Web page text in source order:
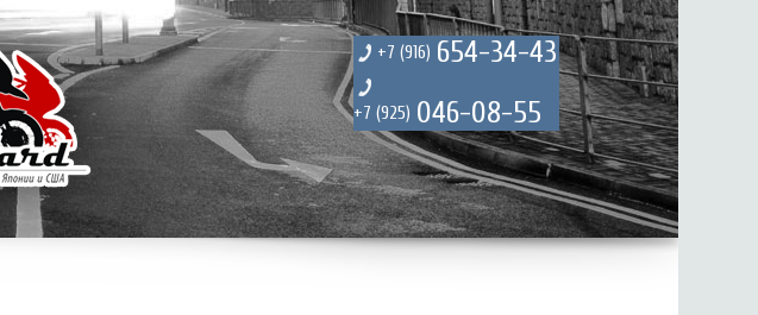
+7 (916) 654-34-43
+7 (925) 046-08-55